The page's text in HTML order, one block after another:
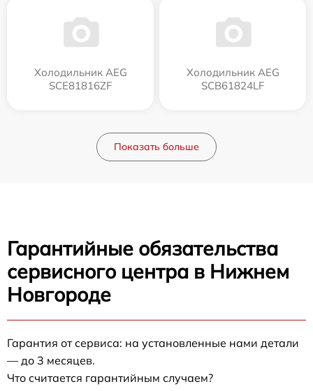
Холодильник AEG
SCE81816ZF
Холодильник AEG
SCB61824LF
Показать больше
Гарантийные обязательства
сервисного центра в Нижнем
Новгороде
Гарантия от сервиса: на установленные нами детали
— до 3 месяцев.
Что считается гарантийным случаем?